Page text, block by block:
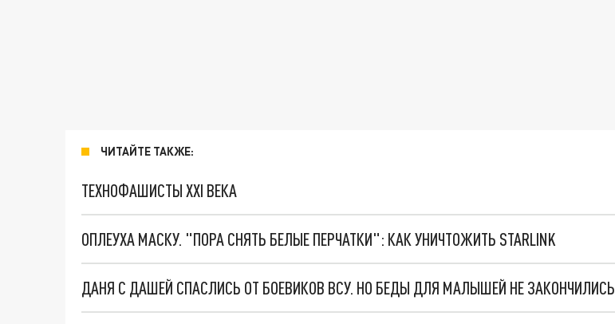
ЧИТАЙТЕ ТАКЖЕ:
ТЕХНОФАШИСТЫ XXI ВЕКА
ОПЛЕУХА МАСКУ. "ПОРА СНЯТЬ БЕЛЫЕ ПЕРЧАТКИ": КАК УНИЧТОЖИТЬ STARLINK
ДАНЯ С ДАШЕЙ СПАСЛИСЬ ОТ БОЕВИКОВ ВСУ. НО БЕДЫ ДЛЯ МАЛЫШЕЙ НЕ ЗАКОНЧИЛИСЬ